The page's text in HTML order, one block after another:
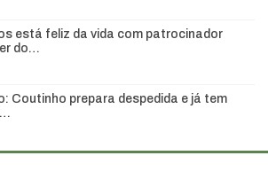
está feliz da vida com patrocinador
do…
Coutinho prepara despedida e já tem